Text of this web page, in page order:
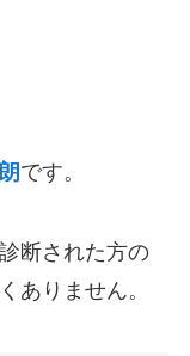
です。
断された方の
ありません。